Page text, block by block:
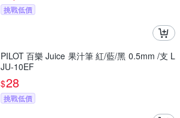
挑戰低價
PILOT 百樂 Juice 果汁筆 紅/藍/黑 0.5mm /支 L
JU-10EF
$28
挑戰低價